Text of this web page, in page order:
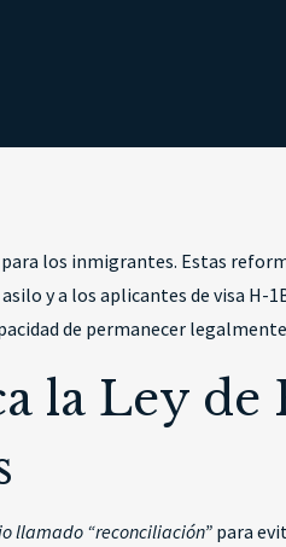
los inmigrantes. Estas
y a los aplicantes de visa H-
de permanecer
la Ley
llamado “reconciliación” para